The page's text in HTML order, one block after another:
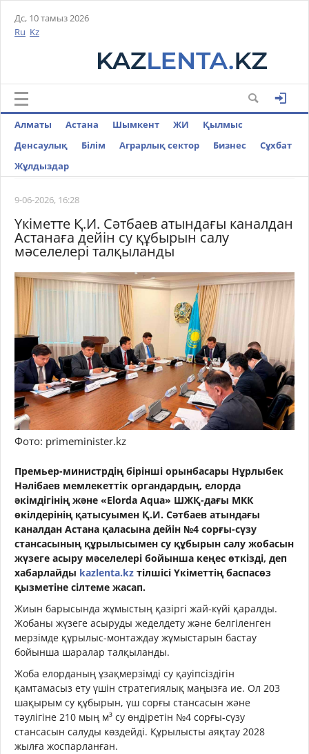
Дс, 10 тамыз 2026
Ru Kz
Алматы Астана Шымкент ЖИ
Қылмыс
Денсаулық
Білім Аграрлық сектор Бизнес
Cұхбат
Жұлдыздар
9-06-2026, 16:28
Үкіметте Қ.И. Сәтбаев атындағы каналдан
Астанаға дейін су құбырын салу
мәселелері талқыланды
Фото: primeminister.kz
Премьер-министрдің бірінші орынбасары Нұрлыбек
Нәлібаев мемлекеттік органдардың, елорда
әкімдігінің және «Elorda Aqua» ШЖҚ-дағы МКК
өкілдерінің қатысуымен Қ.И. Сәтбаев атындағы
каналдан Астана қаласына дейін №4 сорғы-сүзу
стансасының құрылысымен су құбырын салу жобасын
жүзеге асыру мәселелері бойынша кеңес өткізді, деп
хабарлайды kazlenta.kz тілшісі Үкіметтің баспасөз
қызметіне сілтеме жасап.
Жиын барысында жұмыстың қазіргі жай-күйі қаралды.
Жобаны жүзеге асыруды жеделдету және белгіленген
мерзімде құрылыс-монтаждау жұмыстарын бастау
бойынша шаралар талқыланды.
Жоба елорданың ұзақмерзімді су қауіпсіздігін
қамтамасыз ету үшін стратегиялық маңызға ие. Ол 203
шақырым су құбырын, үш сорғы стансасын және
тәулігіне 210 мың м³ су өндіретін №4 сорғы-сүзу
стансасын салуды көздейді. Құрылысты аяқтау 2028
жылға жоспарланған.